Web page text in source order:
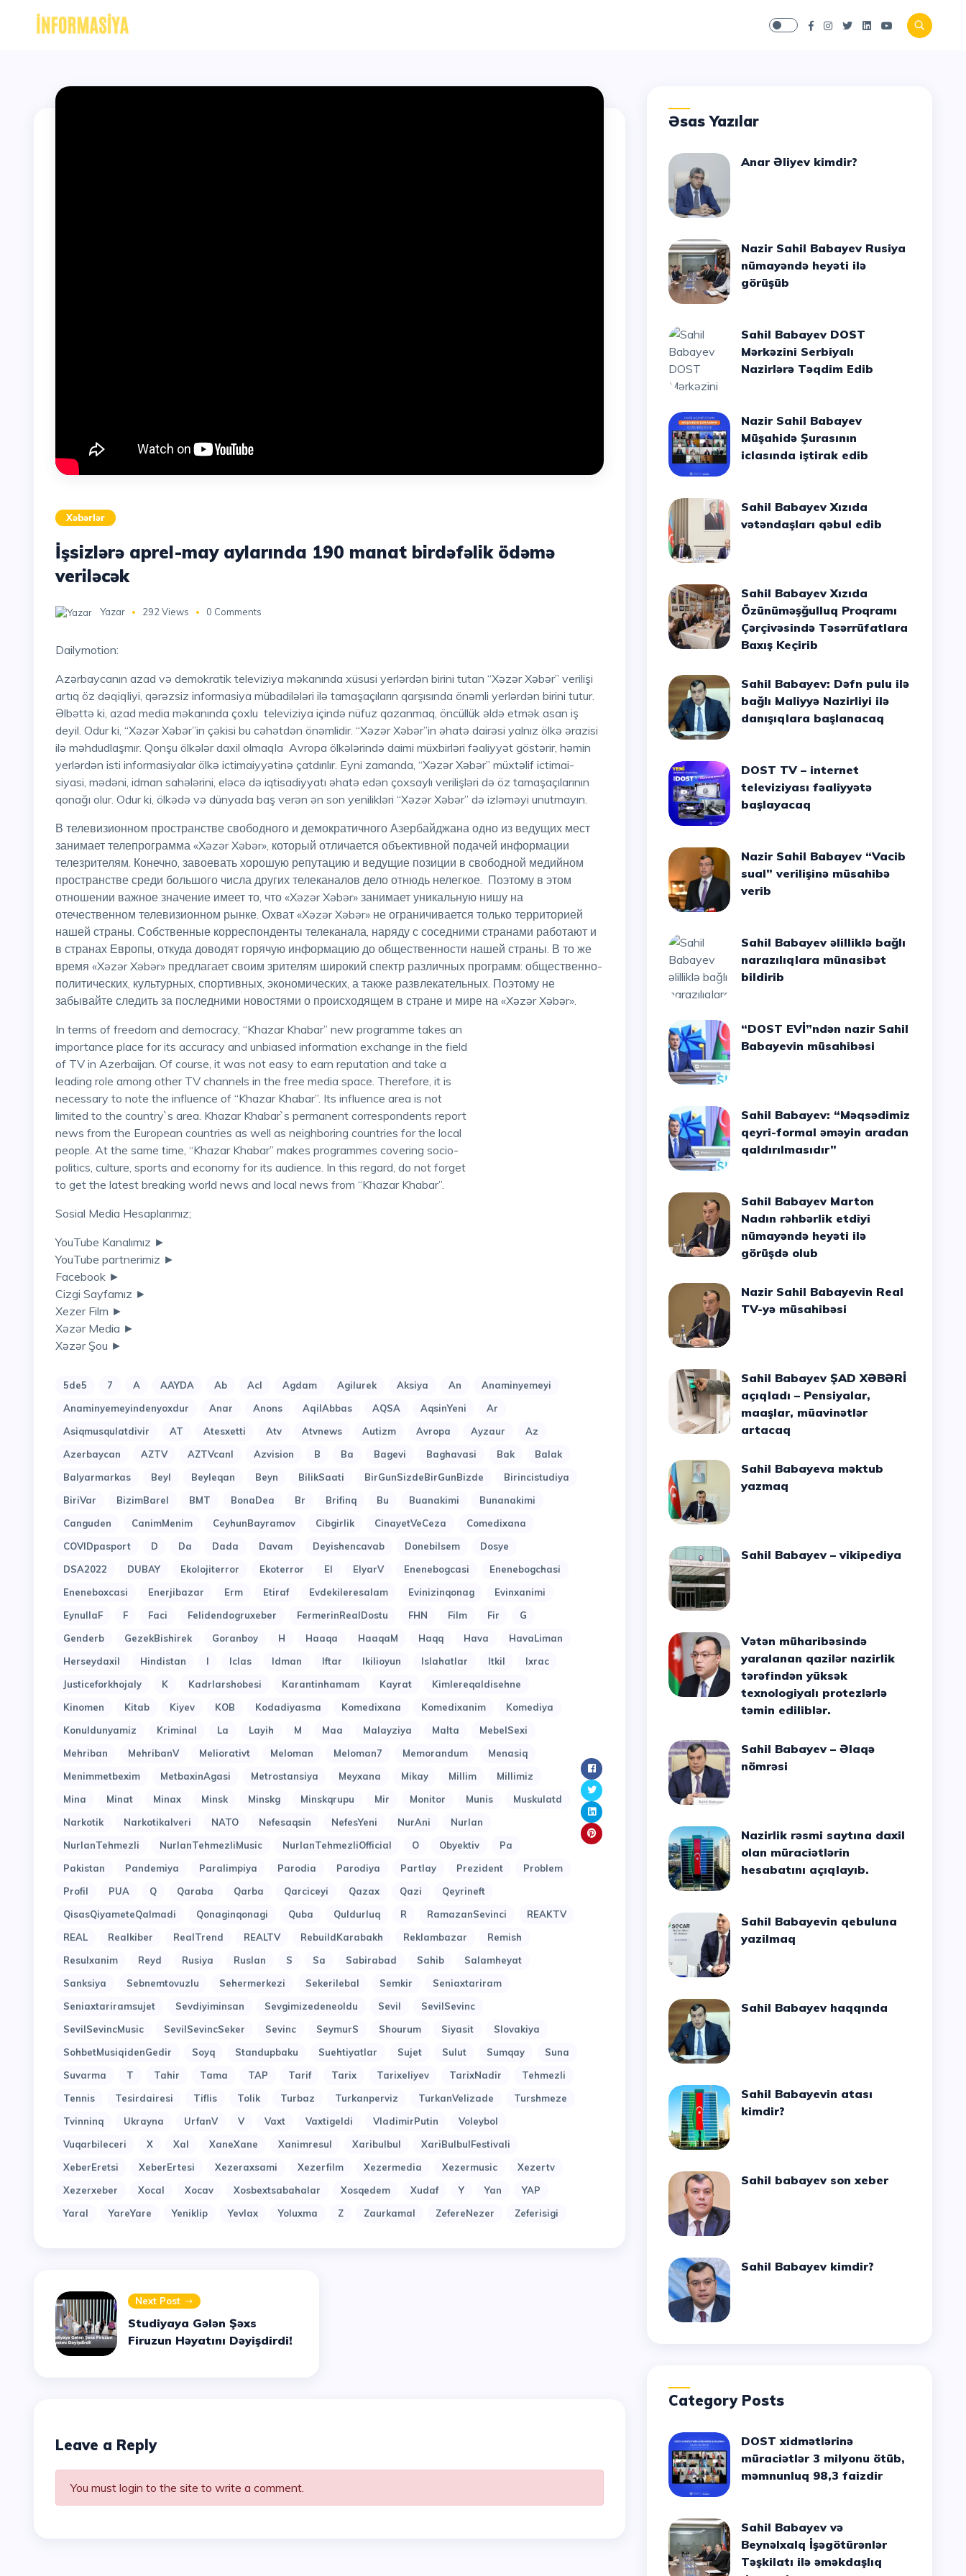
Xəbərlər
İşsizlərə aprel-may aylarında 190 manat birdəfəlik ödəmə
veriləcək
Yazar 292 Views 0 Comments
Dailymotion:
Azərbaycanın azad və demokratik televiziya məkanında xüsusi yerlərdən birini tutan “Xəzər Xəbər” verilişi
artıq öz dəqiqliyi, qərəzsiz informasiya mübadilələri ilə tamaşaçıların qarşısında önəmli yerlərdən birini tutur.
Əlbəttə ki, azad media məkanında çoxlu televiziya içində nüfuz qazanmaq, öncüllük əldə etmək asan iş
deyil. Odur ki, “Xəzər Xəbər”in çəkisi bu cəhətdən önəmlidir. “Xəzər Xəbər”in əhatə dairəsi yalnız ölkə ərazisi
ilə məhdudlaşmır. Qonşu ölkələr daxil olmaqla Avropa ölkələrində daimi müxbirləri fəaliyyət göstərir, həmin
yerlərdən isti informasiyalar ölkə ictimaiyyətinə çatdırılır. Eyni zamanda, “Xəzər Xəbər” müxtəlif ictimai-
siyasi, mədəni, idman sahələrini, eləcə də iqtisadiyyatı əhatə edən çoxsaylı verilişləri də öz tamaşaçılarının
qonağı olur. Odur ki, ölkədə və dünyada baş verən ən son yenilikləri “Xəzər Xəbər” də izləməyi unutmayın.
В телевизионном пространстве свободного и демократичного Азербайджана одно из ведущих мест
занимает телепрограмма «Xəzər Xəbər», который отличается объективной подачей информации
телезрителям. Конечно, завоевать хорошую репутацию и ведущие позиции в свободной медийном
пространстве среди большого числа других телеканалов дело отнюдь нелегкое. Поэтому в этом
отношении важное значение имеет то, что «Xəzər Xəbər» занимает уникальную нишу на
отечественном телевизионном рынке. Охват «Xəzər Xəbər» не ограничивается только территорией
нашей страны. Собственные корреспонденты телеканала, наряду с соседними странами работают и
в странах Европы, откуда доводят горячую информацию до общественности нашей страны. В то же
время «Xəzər Xəbər» предлагает своим зрителям широкий спектр различных программ: общественно-
политических, культурных, спортивных, экономических, а также развлекательных. Поэтому не
забывайте следить за последними новостями о происходящем в стране и мире на «Xəzər Xəbər».
In terms of freedom and democracy, “Khazar Khabar” new programme takes an
importance place for its accuracy and unbiased information exchange in the field
of TV in Azerbaijan. Of course, it was not easy to earn reputation and take a
leading role among other TV channels in the free media space. Therefore, it is
necessary to note the influence of “Khazar Khabar”. Its influence area is not
limited to the country`s area. Khazar Khabar`s permanent correspondents report
news from the European countries as well as neighboring countries for the local
people. At the same time, “Khazar Khabar” makes programmes covering socio-
politics, culture, sports and economy for its audience. In this regard, do not forget
to get the latest breaking world news and local news from “Khazar Khabar”.
Sosial Media Hesaplarımız;
YouTube Kanalımız ►
YouTube partnerimiz ►
Facebook ►
Cizgi Sayfamız ►
Xezer Film ►
Xəzər Media ►
Xəzər Şou ►
5de5 7 A AAYDA Ab Acl Agdam Agilurek Aksiya An
Anaminyemeyi
Anaminyemeyindenyoxdur
Anar Anons AqilAbbas AQSA AqsinYeni
Ar
Asiqmusqulatdivir
AT Atesxetti Atv Atvnews Autizm Avropa Ayzaur
Az
Azerbaycan
AZTV AZTVcanl Azvision B Ba Bagevi Baghavasi Bak
Balak
Balyarmarkas
Beyl Beyleqan Beyn BilikSaati BirGunSizdeBirGunBizde
Birincistudiya
BiriVar
BizimBarel BMT BonaDea Br Brifinq Bu Buanakimi
Bunanakimi
Canguden
CanimMenim CeyhunBayramov Cibgirlik CinayetVeCeza
Comedixana
COVIDpasport
D Da Dada Davam Deyishencavab Donebilsem
Dosye
DSA2022
DUBAY Ekolojiterror Ekoterror El ElyarV Enenebogcasi
Enenebogchasi
Eneneboxcasi
Enerjibazar Erm Etiraf Evdekileresalam Evinizinqonag
Evinxanimi
EynullaF
F Faci Felidendogruxeber FermerinRealDostu FHN Film Fir
G
Genderb
GezekBishirek Goranboy H Haaqa HaaqaM Haqq Hava
HavaLiman
Herseydaxil
Hindistan I Iclas Idman Iftar Ikilioyun Islahatlar Itkil
Ixrac
Justiceforkhojaly
K Kadrlarshobesi Karantinhamam Kayrat
Kimlereqaldisehne
Kinomen
Kitab Kiyev KOB Kodadiyasma Komedixana Komedixanim
Komediya
Konuldunyamiz
Kriminal La Layih M Maa Malayziya Malta
MebelSexi
Mehriban
MehribanV Meliorativt Meloman Meloman7 Memorandum
Menasiq
Menimmetbexim
MetbaxinAgasi Metrostansiya Meyxana Mikay Millim
Millimiz
Mina
Minat Minax Minsk Minskg Minskqrupu Mir Monitor Munis
Muskulatd
Narkotik
Narkotikalveri NATO Nefesaqsin NefesYeni NurAni
Nurlan
NurlanTehmezli
NurlanTehmezliMusic NurlanTehmezliOfficial O Obyektiv
Pa
Pakistan
Pandemiya Paralimpiya Parodia Parodiya Partlay Prezident
Problem
Profil
PUA Q Qaraba Qarba Qarciceyi Qazax Qazi
Qeyrineft
QisasQiyameteQalmadi
Qonaginqonagi Quba Quldurluq R RamazanSevinci
REAKTV
REAL
Realkiber RealTrend REALTV RebuildKarabakh Reklambazar
Remish
Resulxanim
Reyd Rusiya Ruslan S Sa Sabirabad Sahib
Salamheyat
Sanksiya
Sebnemtovuzlu Sehermerkezi Sekerilebal Semkir
Seniaxtariram
Seniaxtariramsujet
Sevdiyiminsan Sevgimizedeneoldu Sevil
SevilSevinc
SevilSevincMusic
SevilSevincSeker Sevinc SeymurS Shourum Siyasit
Slovakiya
SohbetMusiqidenGedir
Soyq Standupbaku Suehtiyatlar Sujet Sulut Sumqay
Suna
Suvarma
T Tahir Tama TAP Tarif Tarix Tarixeliyev TarixNadir
Tehmezli
Tennis
Tesirdairesi Tiflis Tolik Turbaz Turkanperviz TurkanVelizade
Turshmeze
Tvinninq
Ukrayna UrfanV V Vaxt Vaxtigeldi VladimirPutin
Voleybol
Vuqarbileceri
X Xal XaneXane Xanimresul Xaribulbul
XariBulbulFestivali
XeberEretsi
XeberErtesi Xezeraxsami Xezerfilm Xezermedia Xezermusic
Xezertv
Xezerxeber
Xocal Xocav Xosbextsabahalar Xosqedem Xudaf Y Yan
YAP
Yaral
YareYare Yeniklip Yevlax Yoluxma Z Zaurkamal ZefereNezer Zeferisigi
Next Post
Studiyaya Gələn Şəxs
Firuzun Həyatını Dəyişdirdi!
Leave a Reply
You must login to the site to write a comment.
Əsas Yazılar
Anar Əliyev kimdir?
Nazir Sahil Babayev Rusiya
nümayəndə heyəti ilə
görüşüb
Sahil Babayev DOST
Mərkəzini Serbiyalı
Nazirlərə Təqdim Edib
Nazir Sahil Babayev
Müşahidə Şurasının
iclasında iştirak edib
Sahil Babayev Xızıda
vətəndaşları qəbul edib
Sahil Babayev Xızıda
Özünüməşğulluq Proqramı
Çərçivəsində Təsərrüfatlara
Baxış Keçirib
Sahil Babayev: Dəfn pulu ilə
bağlı Maliyyə Nazirliyi ilə
danışıqlara başlanacaq
DOST TV – internet
televiziyası fəaliyyətə
başlayacaq
Nazir Sahil Babayev “Vacib
sual” verilişinə müsahibə
verib
Sahil Babayev əlilliklə bağlı
narazılıqlara münasibət
bildirib
“DOST EVİ”ndən nazir Sahil
Babayevin müsahibəsi
Sahil Babayev: “Məqsədimiz
qeyri-formal əməyin aradan
qaldırılmasıdır”
Sahil Babayev Marton
Nadın rəhbərlik etdiyi
nümayəndə heyəti ilə
görüşdə olub
Nazir Sahil Babayevin Real
TV-yə müsahibəsi
Sahil Babayev ŞAD XƏBƏRİ
açıqladı – Pensiyalar,
maaşlar, müavinətlər
artacaq
Sahil Babayeva məktub
yazmaq
Sahil Babayev – vikipediya
Vətən müharibəsində
yaralanan qazilər nazirlik
tərəfindən yüksək
texnologiyalı protezlərlə
təmin ediliblər.
Sahil Babayev – Əlaqə
nömrəsi
Nazirlik rəsmi saytına daxil
olan müraciətlərin
hesabatını açıqlayıb.
Sahil Babayevin qebuluna
yazilmaq
Sahil Babayev haqqında
Sahil Babayevin atası
kimdir?
Sahil babayev son xeber
Sahil Babayev kimdir?
Category Posts
DOST xidmətlərinə
müraciətlər 3 milyonu ötüb,
məmnunluq 98,3 faizdir
Sahil Babayev və
Beynəlxalq İşəgötürənlər
Təşkilatı ilə əməkdaşlıq